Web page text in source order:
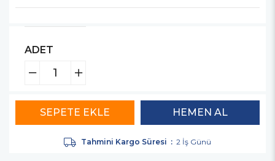
ADET
Tahmini Kargo Süresi : 2 İş Günü